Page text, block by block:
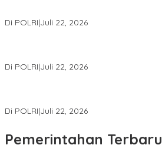
Di POLRI|Juli 22, 2026
Di POLRI|Juli 22, 2026
Di POLRI|Juli 22, 2026
Pemerintahan Terbaru